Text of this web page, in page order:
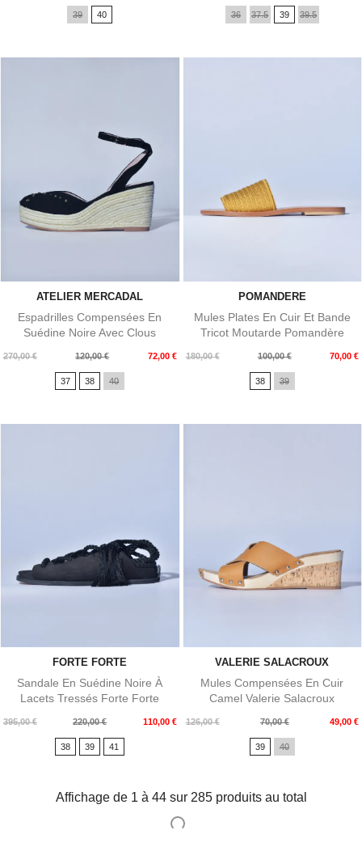
39 40 36 37.5 39 39.5
ATELIER MERCADAL
Espadrilles Compensées En
Suédine Noire Avec Clous
270,00 €
Prix
120,00 € 72,00 €
Prix
37 38 40
POMANDERE
Mules Plates En Cuir Et Bande
Tricot Moutarde Pomandère
180,00 €
Prix
100,00 € 70,00 €
Prix
38 39
FORTE FORTE
Sandale En Suédine Noire À
Lacets Tressés Forte Forte
395,00 €
Prix
220,00 € 110,00 €
Prix
38 39 41
VALERIE SALACROUX
Mules Compensées En Cuir
Camel Valerie Salacroux
126,00 €
Prix
70,00 € 49,00 €
Prix
39 40
Affichage de 1 à 44 sur 285 produits au total